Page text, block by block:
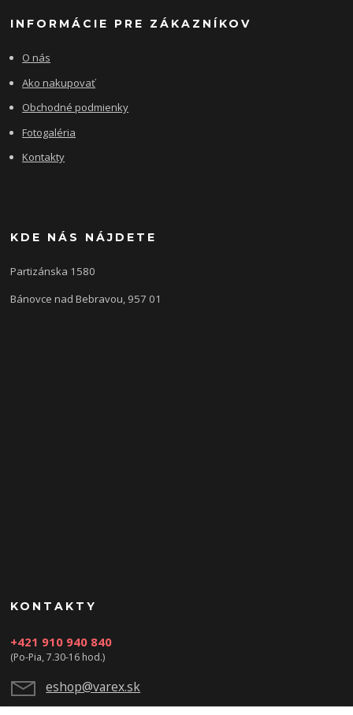
INFORMÁCIE PRE ZÁKAZNÍKOV
O nás
Ako nakupovať
Obchodné podmienky
Fotogaléria
Kontakty
KDE NÁS NÁJDETE
Partizánska 1580
Bánovce nad Bebravou, 957 01
KONTAKTY
+421 910 940 840
(Po-Pia, 7.30-16 hod.)
eshop@varex.sk